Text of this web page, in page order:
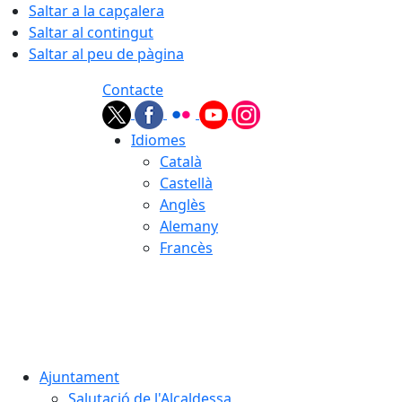
Saltar a la capçalera
Saltar al contingut
Saltar al peu de pàgina
Contacte
Idiomes
Català
Castellà
Anglès
Alemany
Francès
Ajuntament